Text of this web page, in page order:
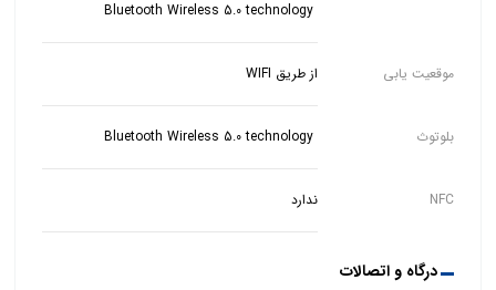
موقعیت یابی از طریق WIFI
بلوتوث
NFC ندارد
درگاه و اتصالات